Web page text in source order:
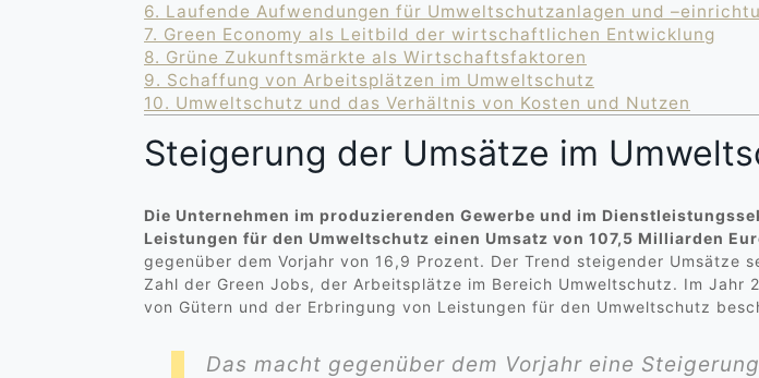
6. Laufende Aufwendungen für Umweltschutzanlagen und
7. Green Economy als Leitbild der wirtschaftlichen Entwicklung
8. Grüne Zukunftsmärkte als Wirtschaftsfaktoren
9. Schaffung von Arbeitsplätzen im Umweltschutz
10. Umweltschutz und das Verhältnis von Kosten und Nutzen
Steigerung der Umsätze im
Die Unternehmen im produzierenden Gewerbe und im
Leistungen für den Umweltschutz einen Umsatz von 107,5 Milliarden
gegenüber dem Vorjahr von 16,9 Prozent. Der Trend steigender
Zahl der Green Jobs, der Arbeitsplätze im Bereich Umweltschutz. Im
von Gütern und der Erbringung von Leistungen für den Umweltschutz
Das macht gegenüber dem Vorjahr eine